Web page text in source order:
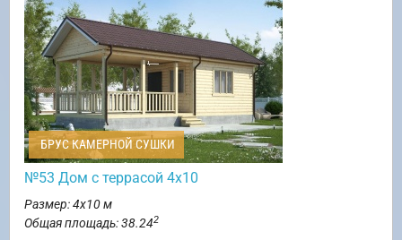
БРУС КАМЕРНОЙ СУШКИ
№53 Дом с террасой 4х10
Размер: 4х10 м
Общая площадь: 38.242